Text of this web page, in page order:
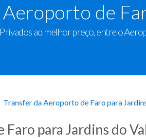
de
ao melhor preço, entre o
Transfer da Aeroporto de Faro para
para Jardins do